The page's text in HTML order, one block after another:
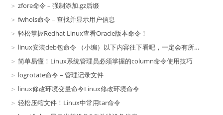
zfore命令 – 强制添加.gz后缀
fwhois命令 – 查找并显示用户信息
轻松掌握Redhat Linux查看Oracle版本命令！
linux安装deb包命令 （小编）以下内容往下看吧，一定会有所收获的哦
简单易懂！Linux系统管理员必须掌握的column命令使用技巧
logrotate命令 – 管理记录文件
linux修改环境变量命令Linux修改环境命令
轻松压缩文件！Linux中常用tar命令